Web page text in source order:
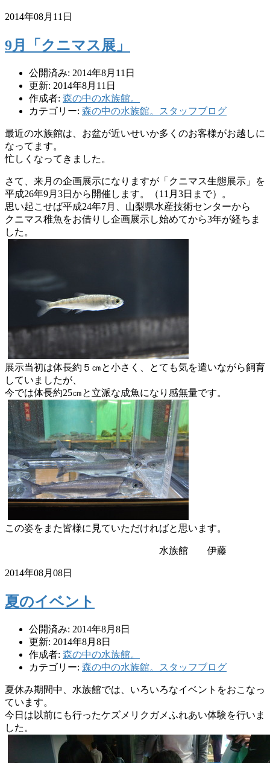
2014年08月11日
9月「クニマス展」
公開済み: 2014年8月11日
更新: 2014年8月11日
作成者: 森の中の水族館。
カテゴリー: 森の中の水族館。スタッフブログ
最近の水族館は、 お盆が近いせいか多くのお客様がお越しに
なってます。
忙しくなってきました。
さて、来月の企画展示になりますが「 クニマス生態展示」を
平成26年9月3日から開催します。（11月3日まで）。
思い起こせば平成24年7月、 山梨県水産技術センターから
クニマス稚魚をお借りし企画展示し始めてから3年が経ちま
した。
展示当初は体長約５㎝と小さく、
とても気を遣いながら飼育
していましたが、
今では体長約25㎝と立派な成魚になり感無量です。
この姿をまた皆様に見ていただければと思います。
水族館 伊藤
2014年08月08日
夏のイベント
公開済み: 2014年8月8日
更新: 2014年8月8日
作成者: 森の中の水族館。
カテゴリー: 森の中の水族館。スタッフブログ
夏休み期間中、水族館では、 いろいろなイベントをおこなっ
ています。
今日は以前にも行ったケズメリクガメふれあい体験を行いま
した。